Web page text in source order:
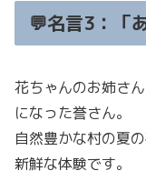
💬名言3：「
花ちゃんのお姉さ
になった誉さん。
自然豊かな村の夏
新鮮な体験です。